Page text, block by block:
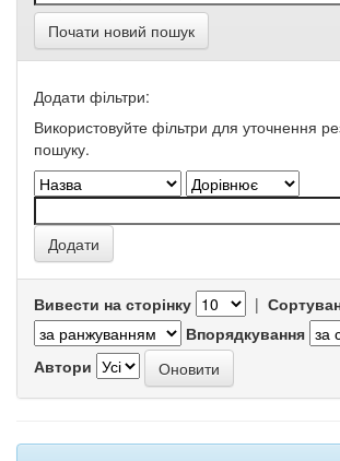
Почати новий пошук
Додати фільтри:
Використовуйте фільтри для уточнення
пошуку.
Вивести на сторінку |
Впорядкування
Автори